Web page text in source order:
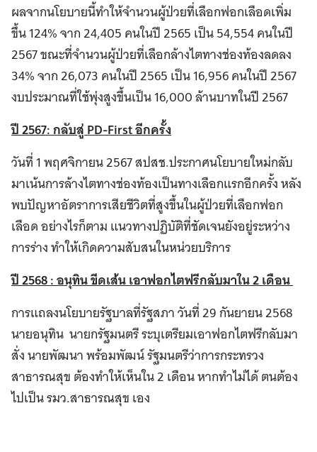
ผลจากนโยบายนี้ทำให้จำนวนผู้ป่วยที่เลือกฟอกเลือดเพิ่ม
ขึ้น 124% จาก 24,405 คนในปี 2565 เป็น 54,554 คนในปี
2567 ขณะที่จำนวนผู้ป่วยที่เลือกล้างไตทางช่องท้องลดลง
34% จาก 26,073 คนในปี 2565 เป็น 16,956 คนในปี 2567
งบประมาณที่ใช้พุ่งสูงขึ้นเป็น 16,000 ล้านบาทในปี 2567
ปี 2567: กลับสู่PD-First อีกครั้ง
วันที่ 1 พฤศจิกายน 2567 สปสช.ประกาศนโยบายใหม่กลับ
มาเน้นการล้างไตทางช่องท้องเป็นทางเลือกแรกอีกครั้ง หลัง
พบปัญหาอัตราการเสียชีวิตที่สูงขึ้นในผู้ป่วยที่เลือกฟอก
เลือด อย่างไรก็ตาม แนวทางปฏิบัติที่ชัดเจนยังอยู่ระหว่าง
การร่าง ทำให้เกิดความสับสนในหน่วยบริการ
ปี 2568 : อนุทิน ขีดเส้น เอาฟอกไตฟรีกลับมาใน 2 เดือน
การแถลงนโยบายรัฐบาลที่รัฐสภา วันที่ 29 กันยายน 2568
นายอนุทิน นายกรัฐมนตรี ระบุเตรียมเอาฟอกไตฟรีกลับมา
สั่ง นายพัฒนา พร้อมพัฒน์ รัฐมนตรีว่าการกระทรวง
สาธารณสุข ต้องทำให้เห็นใน 2 เดือน หากทำไม่ได้ ตนต้อง
ไปเป็น รมว.สาธารณสุข เอง